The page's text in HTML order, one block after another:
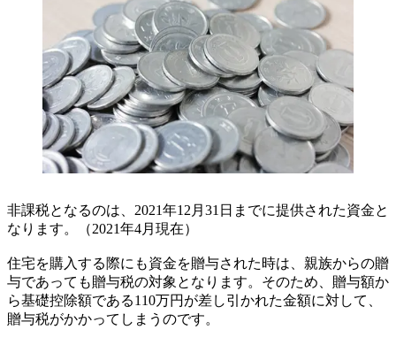
非課税となるのは、2021年12月31日までに提供された資金と
なります。（2021年4月現在）
住宅を購入する際にも資金を贈与された時は、親族からの贈
与であっても贈与税の対象となります。そのため、贈与額か
ら基礎控除額である110万円が差し引かれた金額に対して、
贈与税がかかってしまうのです。